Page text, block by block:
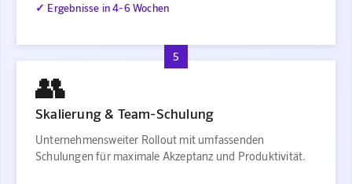
✓ Ergebnisse in 4-6 Wochen
5
👥
Skalierung & Team-Schulung
Unternehmensweiter Rollout mit umfassenden
Schulungen für maximale Akzeptanz und Produktivität.